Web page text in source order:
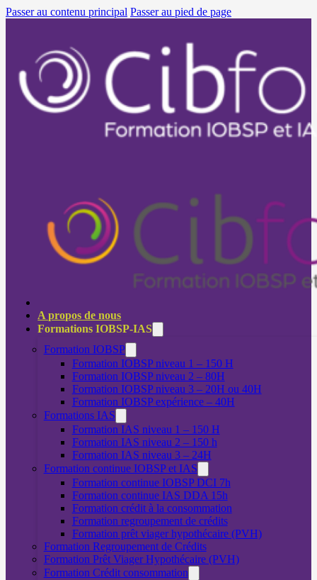
Passer au contenu principal Passer au pied de page
A propos de nous
Formations IOBSP-IAS
Formation IOBSP
Formation IOBSP niveau 1 – 150 H
Formation IOBSP niveau 2 – 80H
Formation IOBSP niveau 3 – 20H ou 40H
Formation IOBSP expérience – 40H
Formations IAS
Formation IAS niveau 1 – 150 H
Formation IAS niveau 2 – 150 h
Formation IAS niveau 3 – 24H
Formation continue IOBSP et IAS
Formation continue IOBSP DCI 7h
Formation continue IAS DDA 15h
Formation crédit à la consommation
Formation regroupement de crédits
Formation prêt viager hypothécaire (PVH)
Formation Regroupement de Crédits
Formation Prêt Viager Hypothécaire (PVH)
Formation Crédit consommation